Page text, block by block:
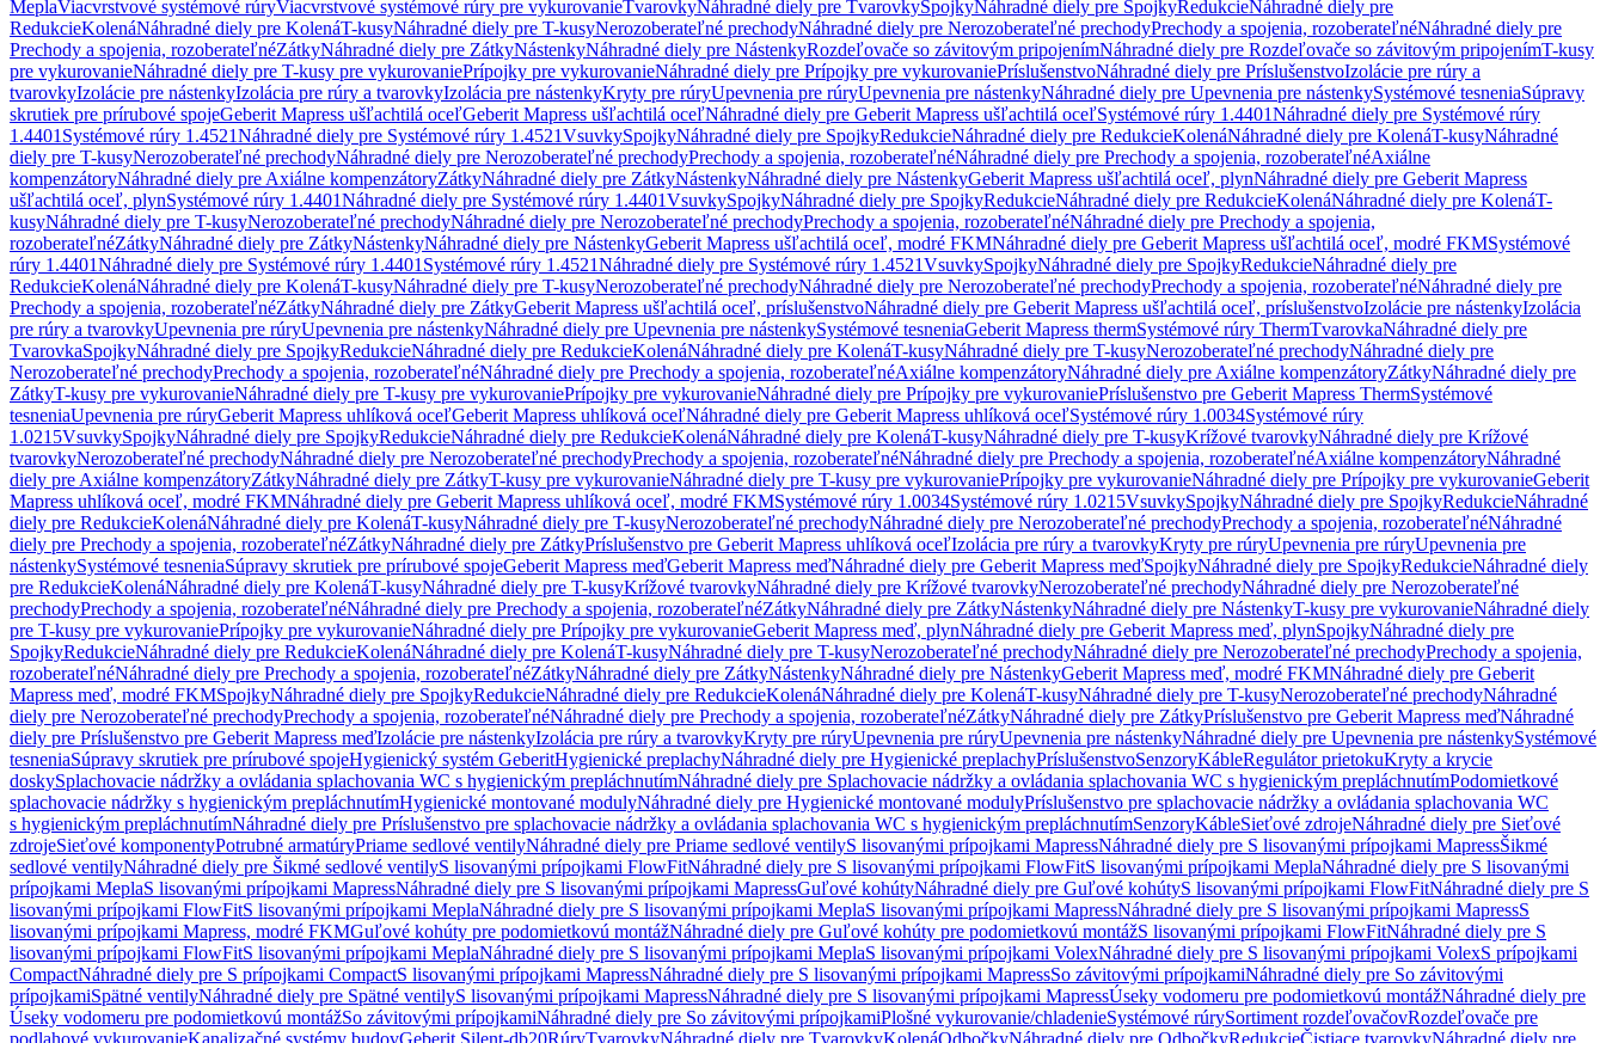
MeplaViacvrstvové systémové rúryViacvrstvové systémové rúry pre vykurovanieTvarovkyNáhradné diely pre TvarovkySpojkyNáhradné diely pre SpojkyRedukcieNáhradné diely pre
RedukcieKolenáNáhradné diely pre KolenáT-kusyNáhradné diely pre T-kusyNerozoberateľné prechodyNáhradné diely pre Nerozoberateľné prechodyPrechody a spojenia, rozoberateľnéNáhradné diely pre
Prechody a spojenia, rozoberateľnéZátkyNáhradné diely pre ZátkyNástenkyNáhradné diely pre NástenkyRozdeľovače so závitovým pripojenímNáhradné diely pre Rozdeľovače so závitovým pripojenímT-kusy
pre vykurovanieNáhradné diely pre T-kusy pre vykurovaniePrípojky pre vykurovanieNáhradné diely pre Prípojky pre vykurovaniePríslušenstvoNáhradné diely pre PríslušenstvoIzolácie pre rúry a
tvarovkyIzolácie pre nástenkyIzolácia pre rúry a tvarovkyIzolácia pre nástenkyKryty pre rúryUpevnenia pre rúryUpevnenia pre nástenkyNáhradné diely pre Upevnenia pre nástenkySystémové tesneniaSúpravy
skrutiek pre prírubové spojeGeberit Mapress ušľachtilá oceľGeberit Mapress ušľachtilá oceľNáhradné diely pre Geberit Mapress ušľachtilá oceľSystémové rúry 1.4401Náhradné diely pre Systémové rúry
1.4401 Systémové rúry 1.4521Náhradné diely pre Systémové rúry 1.4521VsuvkySpojkyNáhradné diely pre SpojkyRedukcieNáhradné diely pre RedukcieKolenáNáhradné diely pre KolenáT-kusyNáhradné
diely pre T-kusyNerozoberateľné prechodyNáhradné diely pre Nerozoberateľné prechodyPrechody a spojenia, rozoberateľnéNáhradné diely pre Prechody a spojenia, rozoberateľnéAxiálne
kompenzátoryNáhradné diely pre Axiálne kompenzátoryZátkyNáhradné diely pre ZátkyNástenkyNáhradné diely pre NástenkyGeberit Mapress ušľachtilá oceľ, plynNáhradné diely pre Geberit Mapress
ušľachtilá oceľ, plynSystémové rúry 1.4401Náhradné diely pre Systémové rúry 1.4401VsuvkySpojkyNáhradné diely pre SpojkyRedukcieNáhradné diely pre RedukcieKolenáNáhradné diely pre KolenáT-
kusyNáhradné diely pre T-kusyNerozoberateľné prechodyNáhradné diely pre Nerozoberateľné prechodyPrechody a spojenia, rozoberateľnéNáhradné diely pre Prechody a spojenia,
rozoberateľnéZátkyNáhradné diely pre ZátkyNástenkyNáhradné diely pre NástenkyGeberit Mapress ušľachtilá oceľ, modré FKMNáhradné diely pre Geberit Mapress ušľachtilá oceľ, modré FKMSystémové
rúry 1.4401Náhradné diely pre Systémové rúry 1.4401 Systémové rúry 1.4521Náhradné diely pre Systémové rúry 1.4521VsuvkySpojkyNáhradné diely pre SpojkyRedukcieNáhradné diely pre
RedukcieKolenáNáhradné diely pre KolenáT-kusyNáhradné diely pre T-kusyNerozoberateľné prechodyNáhradné diely pre Nerozoberateľné prechodyPrechody a spojenia, rozoberateľnéNáhradné diely pre
Prechody a spojenia, rozoberateľnéZátkyNáhradné diely pre ZátkyGeberit Mapress ušľachtilá oceľ, príslušenstvoNáhradné diely pre Geberit Mapress ušľachtilá oceľ, príslušenstvoIzolácie pre nástenkyIzolácia
pre rúry a tvarovkyUpevnenia pre rúryUpevnenia pre nástenkyNáhradné diely pre Upevnenia pre nástenkySystémové tesneniaGeberit Mapress thermSystémové rúry ThermTvarovkaNáhradné diely pre
TvarovkaSpojkyNáhradné diely pre SpojkyRedukcieNáhradné diely pre RedukcieKolenáNáhradné diely pre KolenáT-kusyNáhradné diely pre T-kusyNerozoberateľné prechodyNáhradné diely pre
Nerozoberateľné prechodyPrechody a spojenia, rozoberateľnéNáhradné diely pre Prechody a spojenia, rozoberateľnéAxiálne kompenzátoryNáhradné diely pre Axiálne kompenzátoryZátkyNáhradné diely pre
ZátkyT-kusy pre vykurovanieNáhradné diely pre T-kusy pre vykurovaniePrípojky pre vykurovanieNáhradné diely pre Prípojky pre vykurovaniePríslušenstvo pre Geberit Mapress ThermSystémové
tesneniaUpevnenia pre rúryGeberit Mapress uhlíková oceľGeberit Mapress uhlíková oceľNáhradné diely pre Geberit Mapress uhlíková oceľSystémové rúry 1.0034Systémové rúry
1.0215VsuvkySpojkyNáhradné diely pre SpojkyRedukcieNáhradné diely pre RedukcieKolenáNáhradné diely pre KolenáT-kusyNáhradné diely pre T-kusyKrížové tvarovkyNáhradné diely pre Krížové
tvarovkyNerozoberateľné prechodyNáhradné diely pre Nerozoberateľné prechodyPrechody a spojenia, rozoberateľnéNáhradné diely pre Prechody a spojenia, rozoberateľnéAxiálne kompenzátoryNáhradné
diely pre Axiálne kompenzátoryZátkyNáhradné diely pre ZátkyT-kusy pre vykurovanieNáhradné diely pre T-kusy pre vykurovaniePrípojky pre vykurovanieNáhradné diely pre Prípojky pre vykurovanieGeberit
Mapress uhlíková oceľ, modré FKMNáhradné diely pre Geberit Mapress uhlíková oceľ, modré FKMSystémové rúry 1.0034Systémové rúry 1.0215VsuvkySpojkyNáhradné diely pre SpojkyRedukcieNáhradné
diely pre RedukcieKolenáNáhradné diely pre KolenáT-kusyNáhradné diely pre T-kusyNerozoberateľné prechodyNáhradné diely pre Nerozoberateľné prechodyPrechody a spojenia, rozoberateľnéNáhradné
diely pre Prechody a spojenia, rozoberateľnéZátkyNáhradné diely pre ZátkyPríslušenstvo pre Geberit Mapress uhlíková oceľIzolácia pre rúry a tvarovkyKryty pre rúryUpevnenia pre rúryUpevnenia pre
nástenkySystémové tesneniaSúpravy skrutiek pre prírubové spojeGeberit Mapress meďGeberit Mapress meďNáhradné diely pre Geberit Mapress meďSpojkyNáhradné diely pre SpojkyRedukcieNáhradné diely
pre RedukcieKolenáNáhradné diely pre KolenáT-kusyNáhradné diely pre T-kusyKrížové tvarovkyNáhradné diely pre Krížové tvarovkyNerozoberateľné prechodyNáhradné diely pre Nerozoberateľné
prechodyPrechody a spojenia, rozoberateľnéNáhradné diely pre Prechody a spojenia, rozoberateľnéZátkyNáhradné diely pre ZátkyNástenkyNáhradné diely pre NástenkyT-kusy pre vykurovanieNáhradné diely
pre T-kusy pre vykurovaniePrípojky pre vykurovanieNáhradné diely pre Prípojky pre vykurovanieGeberit Mapress meď, plynNáhradné diely pre Geberit Mapress meď, plynSpojkyNáhradné diely pre
SpojkyRedukcieNáhradné diely pre RedukcieKolenáNáhradné diely pre KolenáT-kusyNáhradné diely pre T-kusyNerozoberateľné prechodyNáhradné diely pre Nerozoberateľné prechodyPrechody a spojenia,
rozoberateľnéNáhradné diely pre Prechody a spojenia, rozoberateľnéZátkyNáhradné diely pre ZátkyNástenkyNáhradné diely pre NástenkyGeberit Mapress meď, modré FKMNáhradné diely pre Geberit
Mapress meď, modré FKMSpojkyNáhradné diely pre SpojkyRedukcieNáhradné diely pre RedukcieKolenáNáhradné diely pre KolenáT-kusyNáhradné diely pre T-kusyNerozoberateľné prechodyNáhradné
diely pre Nerozoberateľné prechodyPrechody a spojenia, rozoberateľnéNáhradné diely pre Prechody a spojenia, rozoberateľnéZátkyNáhradné diely pre ZátkyPríslušenstvo pre Geberit Mapress meďNáhradné
diely pre Príslušenstvo pre Geberit Mapress meďIzolácie pre nástenkyIzolácia pre rúry a tvarovkyKryty pre rúryUpevnenia pre rúryUpevnenia pre nástenkyNáhradné diely pre Upevnenia pre nástenkySystémové
tesneniaSúpravy skrutiek pre prírubové spojeHygienický systém GeberitHygienické preplachyNáhradné diely pre Hygienické preplachyPríslušenstvoSenzoryKábleRegulátor prietokuKryty a krycie
doskySplachovacie nádržky a ovládania splachovania WC s hygienickým prepláchnutímNáhradné diely pre Splachovacie nádržky a ovládania splachovania WC s hygienickým prepláchnutímPodomietkové
splachovacie nádržky s hygienickým prepláchnutímHygienické montované modulyNáhradné diely pre Hygienické montované modulyPríslušenstvo pre splachovacie nádržky a ovládania splachovania WC
s hygienickým prepláchnutímNáhradné diely pre Príslušenstvo pre splachovacie nádržky a ovládania splachovania WC s hygienickým prepláchnutímSenzoryKábleSieťové zdrojeNáhradné diely pre Sieťové
zdrojeSieťové komponentyPotrubné armatúryPriame sedlové ventilyNáhradné diely pre Priame sedlové ventilyS lisovanými prípojkami MapressNáhradné diely pre S lisovanými prípojkami MapressŠikmé
sedlové ventilyNáhradné diely pre Šikmé sedlové ventilyS lisovanými prípojkami FlowFitNáhradné diely pre S lisovanými prípojkami FlowFitS lisovanými prípojkami MeplaNáhradné diely pre S lisovanými
prípojkami MeplaS lisovanými prípojkami MapressNáhradné diely pre S lisovanými prípojkami MapressGuľové kohútyNáhradné diely pre Guľové kohútyS lisovanými prípojkami FlowFitNáhradné diely pre S
lisovanými prípojkami FlowFitS lisovanými prípojkami MeplaNáhradné diely pre S lisovanými prípojkami MeplaS lisovanými prípojkami MapressNáhradné diely pre S lisovanými prípojkami MapressS
lisovanými prípojkami Mapress, modré FKMGuľové kohúty pre podomietkovú montážNáhradné diely pre Guľové kohúty pre podomietkovú montážS lisovanými prípojkami FlowFitNáhradné diely pre S
lisovanými prípojkami FlowFitS lisovanými prípojkami MeplaNáhradné diely pre S lisovanými prípojkami MeplaS lisovanými prípojkami VolexNáhradné diely pre S lisovanými prípojkami VolexS prípojkami
CompactNáhradné diely pre S prípojkami CompactS lisovanými prípojkami MapressNáhradné diely pre S lisovanými prípojkami MapressSo závitovými prípojkamiNáhradné diely pre So závitovými
prípojkamiSpätné ventilyNáhradné diely pre Spätné ventilyS lisovanými prípojkami MapressNáhradné diely pre S lisovanými prípojkami MapressÚseky vodomeru pre podomietkovú montážNáhradné diely pre
Úseky vodomeru pre podomietkovú montážSo závitovými prípojkamiNáhradné diely pre So závitovými prípojkamiPlošné vykurovanie/chladenieSystémové rúrySortiment rozdeľovačovRozdeľovače pre
podlahové vykurovanieKanalizačné systémy budovGeberit Silent-db20RúryTvarovkyNáhradné diely pre TvarovkyKolenáOdbočkyNáhradné diely pre OdbočkyRedukcieČistiace tvarovkyNáhradné diely pre